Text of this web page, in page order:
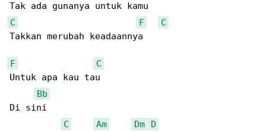
C
F
C
Takkan merubah keadaannya
F
C
Untuk apa kau tau
Bb
Di sini
C
Am Dm
D